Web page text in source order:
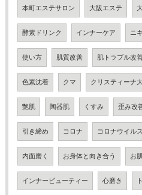
本町エステサロン 大阪エステ
酵素ドリンク インナーケア ニ
使い方 肌質改善 肌トラブル改
色素沈着 クマ クリスティーナ
艶肌 陶器肌 くすみ 歪み改
引き締め コロナ コロナウイルス
内面磨く お身体と向き合う お
インナービューティー 心磨き